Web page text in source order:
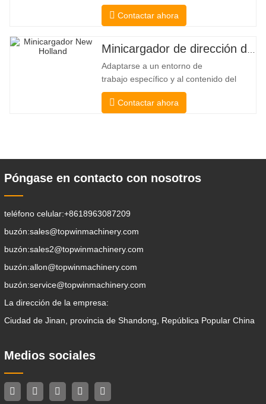
mercancías largas. Una auténtica
carretilla elevadora dos en uno que
elevadora y una de carga lateral. Su
silencioso y ecológico motor eléctrico y
la innovadora dirección HX de 360°
permiten
Contactar ahora
Minicargador de dirección deslizante barato
Adaptarse a un entorno de
trabajo específico y al contenido del
trabajo De esta manera, se puede llevar
a cabo la pala, el apilamiento, la
zanjas, la limpieza de avenidas . Un
Contactar ahora
Póngase en contacto con nosotros
teléfono celular:+8618963087209
buzón:sales@topwinmachinery.com
buzón:sales2@topwinmachinery.com
buzón:allon@topwinmachinery.com
buzón:service@topwinmachinery.com
La dirección de la empresa:
Ciudad de Jinan, provincia de Shandong, República Popular China
Medios sociales